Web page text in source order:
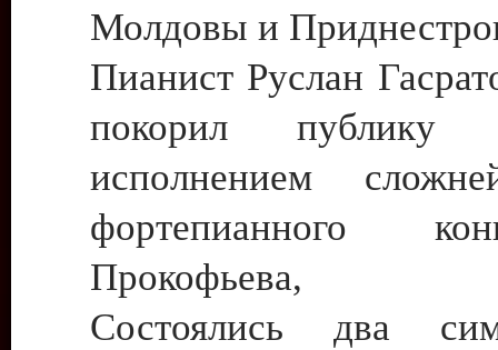
Молдовы и
Пианист Руслан
покорил публику
исполнением
фортепианного
Прокофьева,
Состоялись два